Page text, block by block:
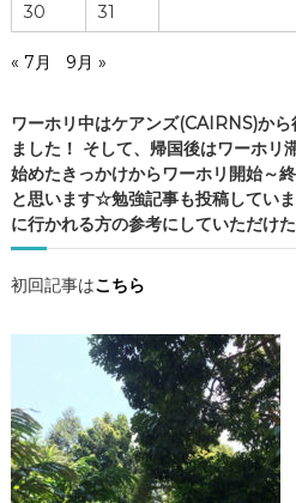
ズ
の
C
F
E
情
報
・
ケ
ン
観
勉
強
記
事
30
31
« 7月 9月 »
ワーホリ中はケアンズ(CAIRNS)か
ました！ そして、帰国後はワーホリ
始めたきっかけからワーホリ開始～
と思います☆勉強記事も投稿してい
に行かれる方の参考にしていただけた
初回記事はこちら